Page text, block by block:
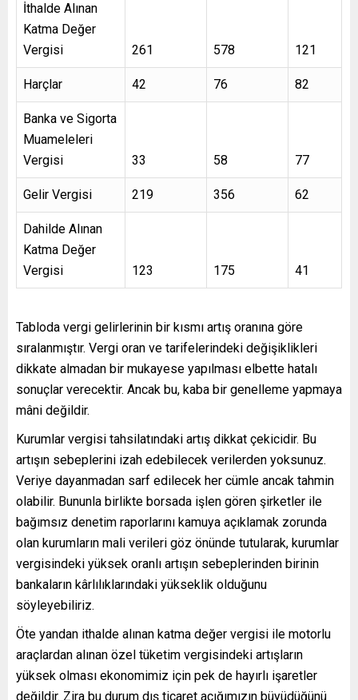
İthalde Alınan
Katma Değer
Vergisi
261 578 121
Harçlar 42 76 82
Banka ve Sigorta
Muameleleri
Vergisi
33 58 77
Gelir Vergisi 219 356 62
Dahilde Alınan
Katma Değer
Vergisi
123 175 41
Tabloda vergi gelirlerinin bir kısmı artış oranına göre
sıralanmıştır. Vergi oran ve tarifelerindeki değişiklikleri
dikkate almadan bir mukayese yapılması elbette hatalı
sonuçlar verecektir. Ancak bu, kaba bir genelleme yapmaya
mâni değildir.
Kurumlar vergisi tahsilatındaki artış dikkat çekicidir. Bu
artışın sebeplerini izah edebilecek verilerden yoksunuz.
Veriye dayanmadan sarf edilecek her cümle ancak tahmin
olabilir. Bununla birlikte borsada işlen gören şirketler ile
bağımsız denetim raporlarını kamuya açıklamak zorunda
olan kurumların mali verileri göz önünde tutularak, kurumlar
vergisindeki yüksek oranlı artışın sebeplerinden birinin
bankaların kârlılıklarındaki yükseklik olduğunu
söyleyebiliriz.
Öte yandan ithalde alınan katma değer vergisi ile motorlu
araçlardan alınan özel tüketim vergisindeki artışların
yüksek olması ekonomimiz için pek de hayırlı işaretler
değildir. Zira bu durum dış ticaret açığımızın büyüdüğünü